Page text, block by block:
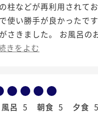
柱などが再利用されて
使い勝手が良かったで
さきました。 お風呂の
きをよむ
風呂 5 朝食 5 夕食 5